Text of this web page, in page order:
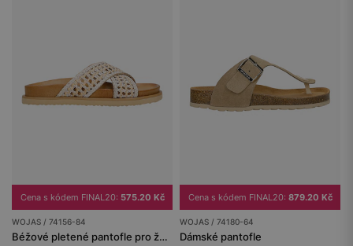
Cena s kódem FINAL20: 575.20 Kč
WOJAS / 74156-84
Béžové pletené pantofle pro ženy
Cena s kódem FINAL20: 879.20 Kč
WOJAS / 74180-64
Dámské pantofle